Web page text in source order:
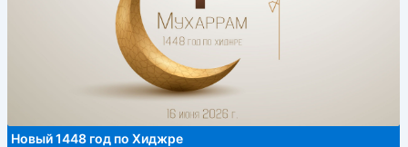
Новый 1448 год по Хиджре